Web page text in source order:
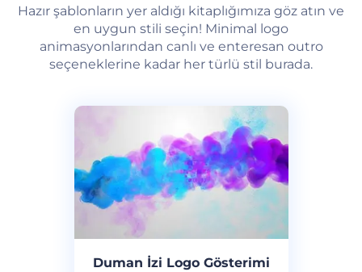
Hazır şablonların yer aldığı kitaplığımıza göz atın ve
en uygun stili seçin! Minimal logo
animasyonlarından canlı ve enteresan outro
seçeneklerine kadar her türlü stil burada.
Duman İzi Logo Gösterimi